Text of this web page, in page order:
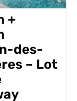
+
des-
– Lot